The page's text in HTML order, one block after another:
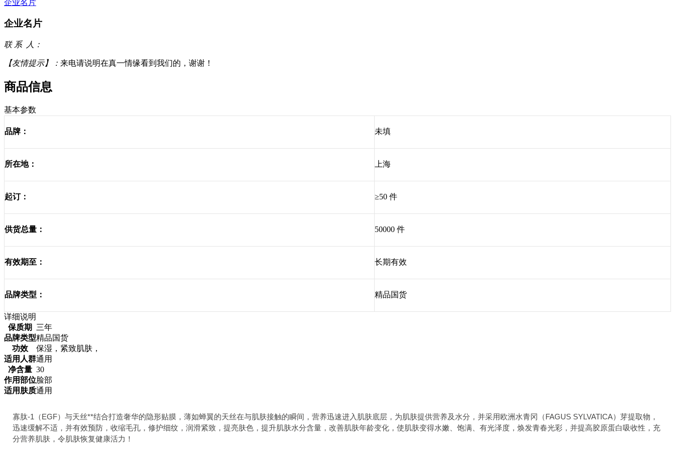
企业名片
企业名片
联 系 人：
【友情提示】： 来电请说明在真一情缘看到我们的，谢谢！
商品信息
基本参数
品牌： 未填
所在地： 上海
起订： ≥50 件
供货总量： 50000 件
有效期至： 长期有效
品牌类型： 精品国货
详细说明
保质期
三年
品牌类型精品国货
功效
保湿，紧致肌肤，
适用人群通用
净含量 30
作用部位脸部
适用肤质通用
寡肽-1（EGF）与天丝**结合打造奢华的隐形贴膜，薄如蝉翼的天丝在与肌肤接触的瞬间，营养迅速进入肌肤底层，为肌肤提供营养及水分，并采用欧洲水青冈（FAGUS SYLVATICA）芽提取物，
迅速缓解不适，并有效预防，收缩毛孔，修护细纹，润滑紧致，提亮肤色，提升肌肤水分含量，改善肌肤年龄变化，使肌肤变得水嫩、饱满、有光泽度，焕发青春光彩，并提高胶原蛋白吸收性，充
分营养肌肤，令肌肤恢复健康活力！